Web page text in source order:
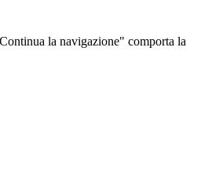
la navigazione" comporta la